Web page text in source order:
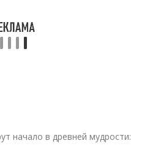
начало в древней мудрости: